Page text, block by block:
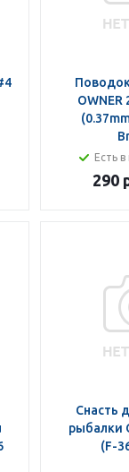
Есть
290
Снасть
рыбалки
(F-